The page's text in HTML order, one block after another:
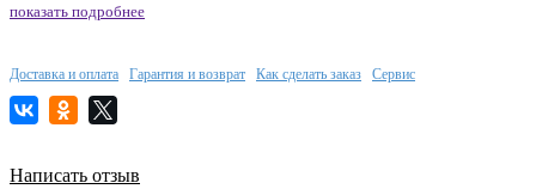
показать подробнее
Доставка и оплата Гарантия и возврат Как сделать заказ Сервис
Написать отзыв